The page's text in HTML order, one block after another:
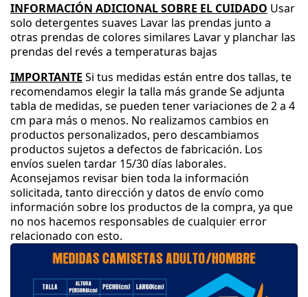
INFORMACIÓN ADICIONAL SOBRE EL CUIDADO Usar
solo detergentes suaves Lavar las prendas junto a
otras prendas de colores similares Lavar y planchar las
prendas del revés a temperaturas bajas
IMPORTANTE Si tus medidas están entre dos tallas, te
recomendamos elegir la talla más grandeSe adjunta
tabla de medidas, se pueden tener variaciones de 2 a 4
cm para más o menos. No realizamos cambios en
productos personalizados, pero descambiamos
productos sujetos a defectos de fabricación. Los
envíos suelen tardar 15/30 días laborales.
Aconsejamos revisar bien toda la información
solicitada, tanto dirección y datos de envío como
información sobre los productos de la compra, ya que
no nos hacemos responsables de cualquier error
relacionado con esto.